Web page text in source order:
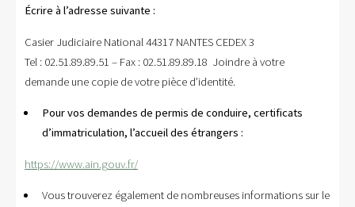
Écrire à l’adresse suivante :
Casier Judiciaire National 44317 NANTES CEDEX 3
Tel : 02.51.89.89.51 – Fax : 02.51.89.89.18 Joindre à votre
demande une copie de votre pièce d’identité.
Pour vos demandes de permis de conduire, certificats
d’immatriculation, l’accueil des étrangers :
https://www.ain.gouv.fr/
Vous trouverez également de nombreuses informations sur le